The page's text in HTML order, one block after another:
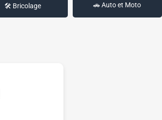
🛠️ Bricolage 🚗 Auto et Moto